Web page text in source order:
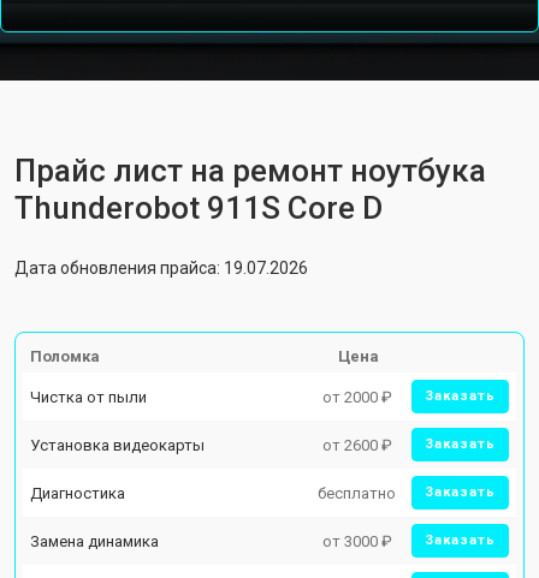
Прайс лист на ремонт ноутбука
Thunderobot 911S Core D
Дата обновления прайса: 19.07.2026
Поломка Цена
Чистка от пыли от 2000 ₽ Заказать
Установка видеокарты от 2600 ₽ Заказать
Диагностика бесплатно Заказать
Замена динамика от 3000 ₽ Заказать